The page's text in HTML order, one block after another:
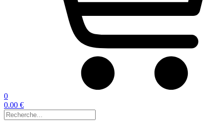
0
0.00 €